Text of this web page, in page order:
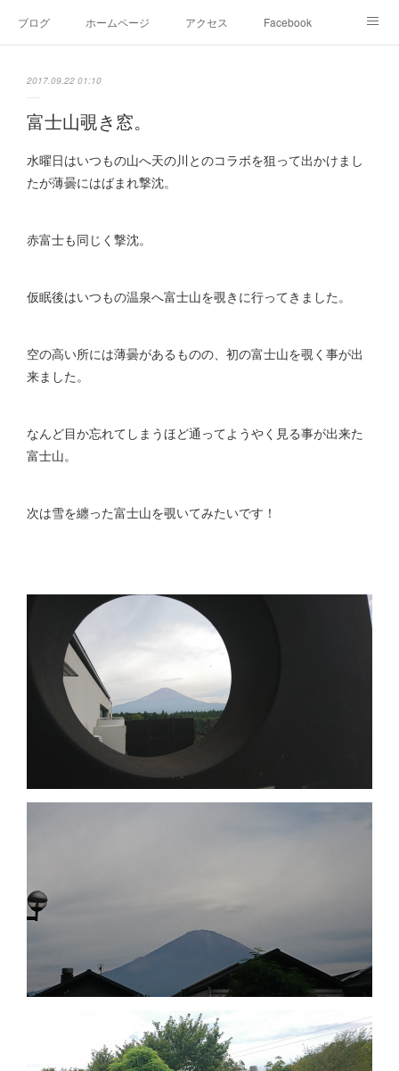
ブログ ホームページ アクセス Facebook
2017.09.22 01:10
富士山覗き窓。
水曜日はいつもの山へ天の川とのコラボを狙って出かけまし
たが薄曇にはばまれ撃沈。
赤富士も同じく撃沈。
仮眠後はいつもの温泉へ富士山を覗きに行ってきました。
空の高い所には薄曇があるものの、初の富士山を覗く事が出
来ました。
なんど目か忘れてしまうほど通ってようやく見る事が出来た
富士山。
次は雪を纏った富士山を覗いてみたいです！